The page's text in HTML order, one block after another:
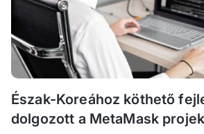
Észak-Koreához köthető
dolgozott a MetaMask